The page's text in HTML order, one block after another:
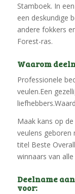
Stamboek. In
een deskundige
andere fokkers
Forest-ras.
Waarom
Professionele
veulen.Een
Maak kans op
veulens geboren
titel Beste
winnaars van
Deelname
voor: